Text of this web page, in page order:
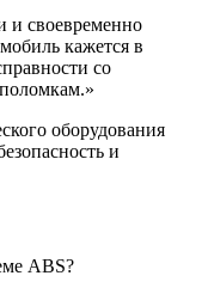
и своевременно
кажется в
со
оборудования
и
ABS?